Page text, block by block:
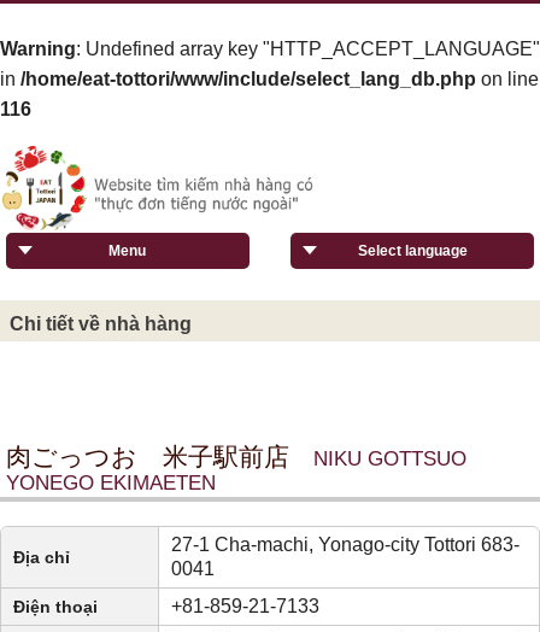
Warning: Undefined array key "HTTP_ACCEPT_LANGUAGE"
in /home/eat-tottori/www/include/select_lang_db.php on line
116
Select language
Menu
Chi tiết về nhà hàng
肉ごっつお 米子駅前店
NIKU GOTTSUO
YONEGO EKIMAETEN
Địa chỉ
27-1 Cha-machi, Yonago-city Tottori 683-
0041
Điện thoại +81-859-21-7133